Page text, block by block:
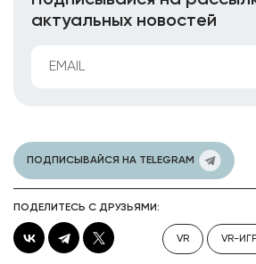
актуальных новостей
ПОДПИСЫВАЙСЯ НА TELEGRAM
ПОДЕЛИТЕСЬ С ДРУЗЬЯМИ:
VR VR-